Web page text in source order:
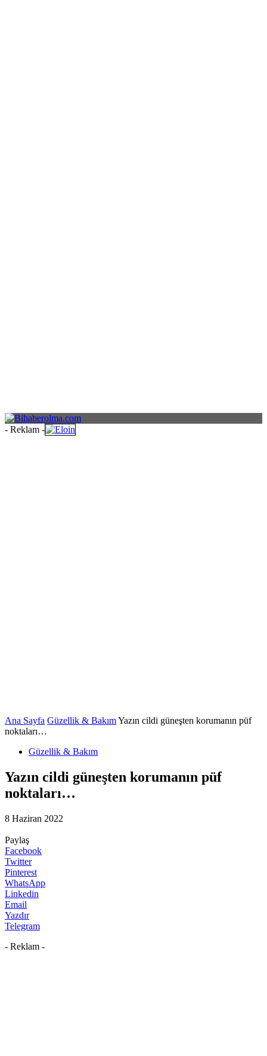
- Reklam -
Ana Sayfa Güzellik & BakımYazın cildi güneşten korumanın püf
noktaları…
Güzellik & Bakım
Yazın cildi güneşten korumanın püf
noktaları…
8 Haziran 2022
Paylaş
Facebook
Twitter
Pinterest
WhatsApp
Linkedin
Email
Yazdır
Telegram
- Reklam -